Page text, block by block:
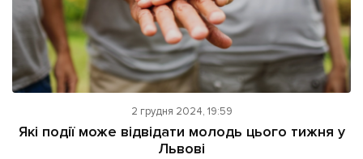
2 грудня 2024, 19:59
Які події може відвідати молодь цього тижня у
Львові